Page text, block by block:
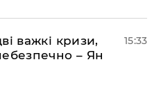
важкі кризи,
– Ян
15:33